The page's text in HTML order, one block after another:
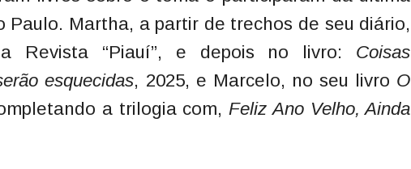
Paulo. Martha, a partir de trechos de seu diário,
Revista “Piauí”, e depois no livro: Coisas
esquecidas, 2025, e Marcelo, no seu livro O
a trilogia com,Feliz Ano Velho, Ainda